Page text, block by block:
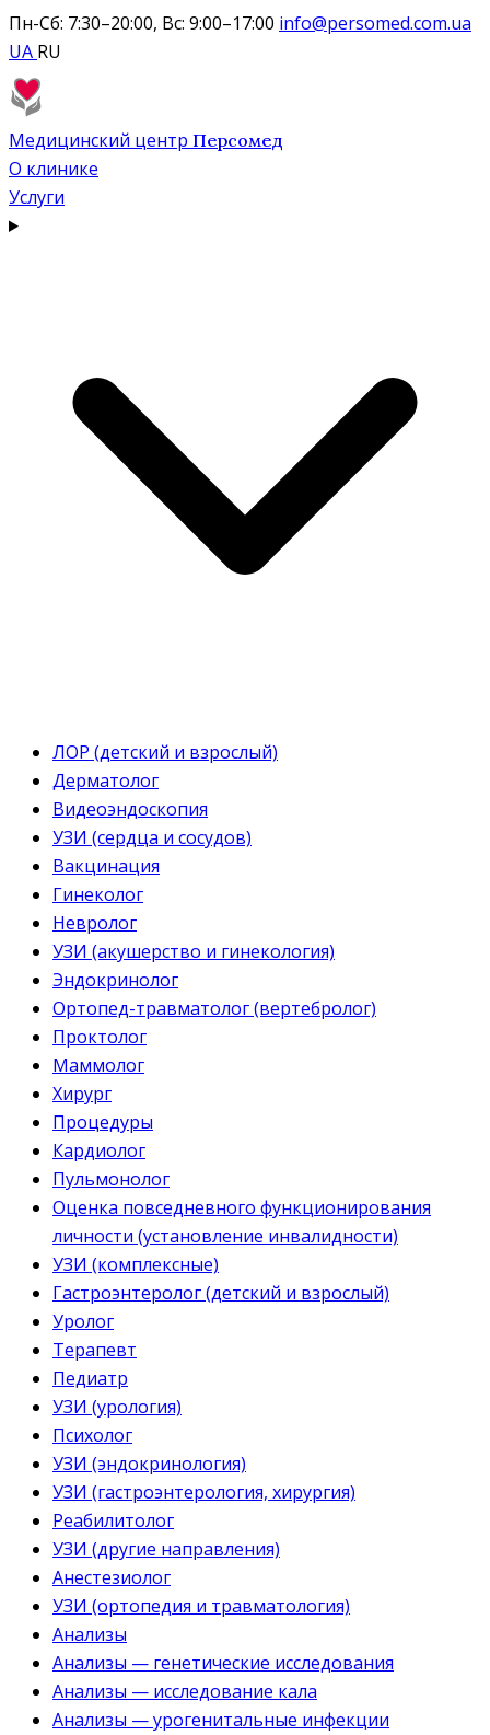
Пн-Сб: 7:30–20:00, Вс: 9:00–17:00 info@persomed.com.ua
UA RU
Медицинский центр Персомед
О клинике
Услуги
ЛОР (детский и взрослый)
Дерматолог
Видеоэндоскопия
УЗИ (сердца и сосудов)
Вакцинация
Гинеколог
Невролог
УЗИ (акушерство и гинекология)
Эндокринолог
Ортопед-травматолог (вертебролог)
Проктолог
Маммолог
Хирург
Процедуры
Кардиолог
Пульмонолог
Оценка повседневного функционирования
личности (установление инвалидности)
УЗИ (комплексные)
Гастроэнтеролог (детский и взрослый)
Уролог
Терапевт
Педиатр
УЗИ (урология)
Психолог
УЗИ (эндокринология)
УЗИ (гастроэнтерология, хирургия)
Реабилитолог
УЗИ (другие направления)
Анестезиолог
УЗИ (ортопедия и травматология)
Анализы
Анализы — генетические исследования
Анализы — исследование кала
Анализы — урогенитальные инфекции